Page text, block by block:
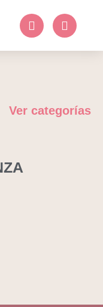
Ver categorías